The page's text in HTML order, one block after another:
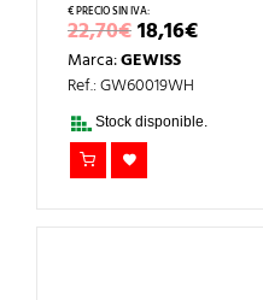
22,70€EL
PRECIO
ORIGINAL
ERA:
22,70€.
18,16€EL
PRECIO
Marca:GEWISS
Ref.: GW60019WH
Stock disponible.